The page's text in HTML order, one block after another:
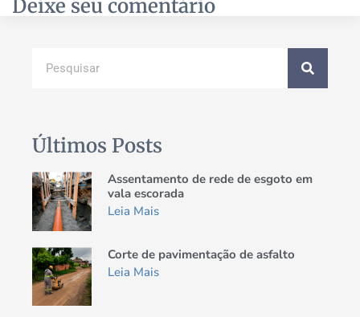
Deixe seu comentário
Últimos Posts
Assentamento de rede de esgoto em
vala escorada
Leia Mais
Corte de pavimentação de asfalto
Leia Mais